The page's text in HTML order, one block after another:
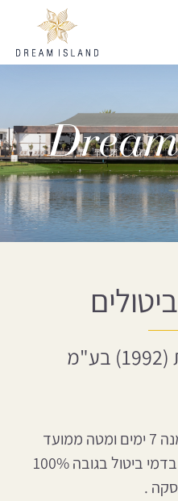
במקרה של ביטול הזמנה 7 ימים ומטה ממועד
האירוח - יחויב המזמין בדמי ביטול בגובה 100%
.